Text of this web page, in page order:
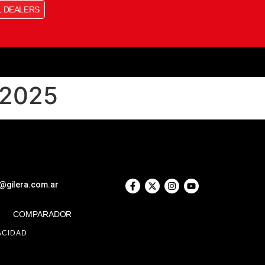
DEALERS
COMPARADOR